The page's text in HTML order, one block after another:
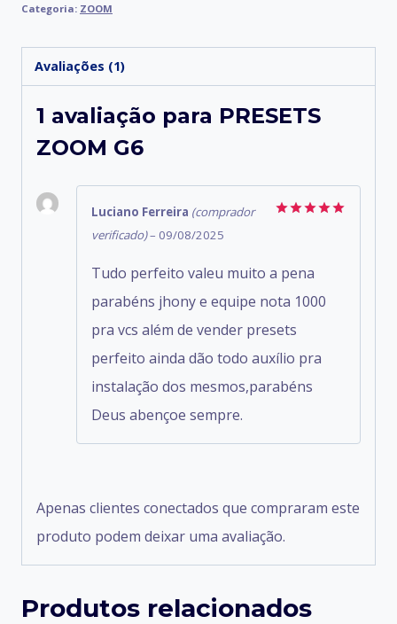
Categoria: ZOOM
Avaliações (1)
1 avaliação para PRESETS
ZOOM G6
Luciano Ferreira (comprador
verificado)– 09/08/2025
Tudo perfeito valeu muito a pena
parabéns jhony e equipe nota 1000
pra vcs além de vender presets
perfeito ainda dão todo auxílio pra
instalação dos mesmos,parabéns
Deus abençoe sempre.
Apenas clientes conectados que compraram este
produto podem deixar uma avaliação.
Produtos relacionados